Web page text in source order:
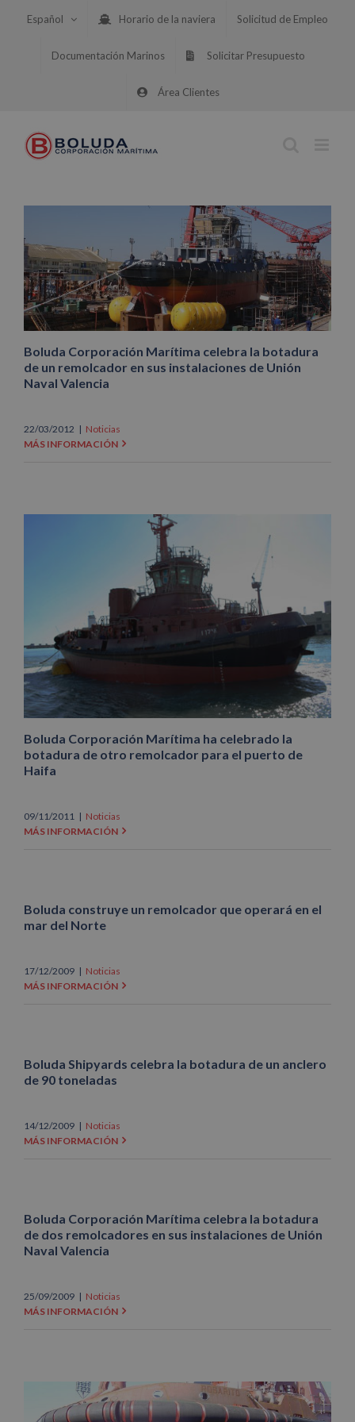
Español Horario de la naviera Solicitud de Empleo
Documentación Marinos Solicitar Presupuesto
Área Clientes
Boluda Corporación Marítima celebra la botadura
de un remolcador en sus instalaciones de Unión
Naval Valencia
22/03/2012 | Noticias
MÁS INFORMACIÓN
Boluda Corporación Marítima ha celebrado la
botadura de otro remolcador para el puerto de
Haifa
09/11/2011 | Noticias
MÁS INFORMACIÓN
Boluda construye un remolcador que operará en el
mar del Norte
17/12/2009 | Noticias
MÁS INFORMACIÓN
Boluda Shipyards celebra la botadura de un anclero
de 90 toneladas
14/12/2009 | Noticias
MÁS INFORMACIÓN
Boluda Corporación Marítima celebra la botadura
de dos remolcadores en sus instalaciones de Unión
Naval Valencia
25/09/2009 | Noticias
MÁS INFORMACIÓN